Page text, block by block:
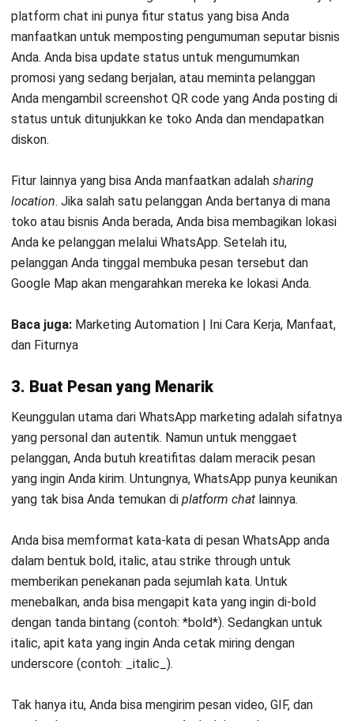
3. Buat Pesan yang Menarik
Keunggulan utama dari WhatsApp marketing adalah sifatnya
yang personal dan autentik. Namun untuk menggaet
pelanggan, Anda butuh kreatifitas dalam meracik pesan
yang ingin Anda kirim. Untungnya, WhatsApp punya keunikan
yang tak bisa Anda temukan diplatform chatlainnya.
dalam bentuk bold, italic, atau strike through untuk
memberikan penekanan pada sejumlah kata. Untuk
menebalkan, anda bisa mengapit kata yang ingin di-bold
dengan tanda bintang (contoh: *bold*). Sedangkan untuk
italic, apit kata yang ingin Anda cetak miring dengan
underscore (contoh: _italic_).
Tak hanya itu, Anda bisa mengirim pesan video, GIF, dan
gambar bersama pesan utama Anda. Ini membuat pesan
hindari mengirim pesan berkali-kali atau
pesan Anda dalam paragraf untuk kemudahan membaca
dibanding membaginya dengan mengirim dua hingga tiga
pesan. Usahakan pesan Anda singkat namun tetap menarik
dibaca.